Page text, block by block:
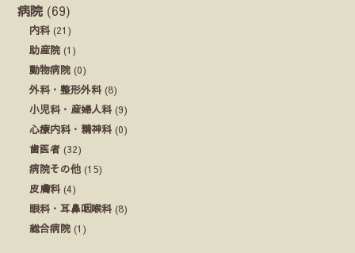
病院 (69)
内科 (21)
助産院 (1)
動物病院 (0)
外科・整形外科 (8)
小児科・産婦人科 (9)
心療内科・精神科 (0)
歯医者 (32)
病院その他 (15)
皮膚科 (4)
眼科・耳鼻咽喉科 (8)
総合病院 (1)